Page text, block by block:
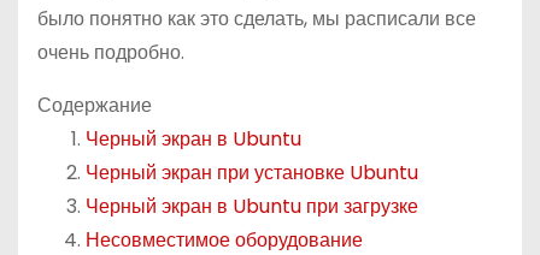
было понятно как это сделать, мы расписали все
очень подробно.
Содержание
Черный экран в Ubuntu
Черный экран при установке Ubuntu
Черный экран в Ubuntu при загрузке
Несовместимое оборудование